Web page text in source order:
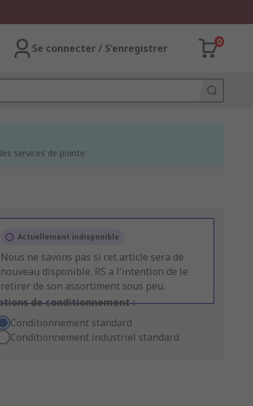
Se connecter / S'enregistrer
0
services de pointe.
Actuellement indisponible
Nous ne savons pas si cet article sera de
nouveau disponible. RS a l'intention de le
retirer de son assortiment sous peu.
de conditionnement :
Conditionnement standard
Conditionnement industriel standard